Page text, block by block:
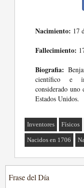
Nacimiento: 17
Fallecimiento:
Biografia:
científico e
considerado uno
Estados Unidos.
Inventores Físicos
Nacidos en 1706
Frase del Día